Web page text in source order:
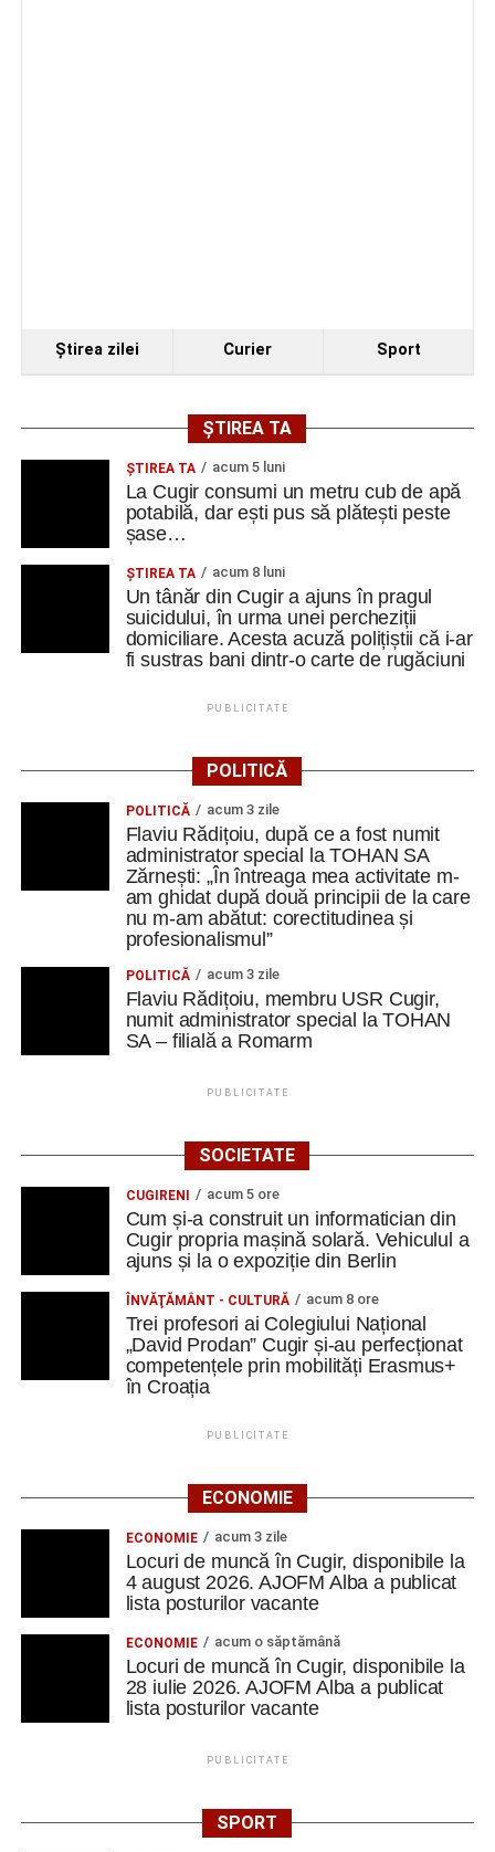
Ştirea zilei Curier Sport
ȘTIREA TA
ȘTIREA TA acum 5 luni
La Cugir consumi un metru cub de apă
potabilă, dar ești pus să plătești peste
șase…
ȘTIREA TA acum 8 luni
Un tânăr din Cugir a ajuns în pragul
suicidului, în urma unei percheziții
domiciliare. Acesta acuză polițiștii că i-ar
fi sustras bani dintr-o carte de rugăciuni
PUBLICITATE
POLITICĂ
POLITICĂ acum 3 zile
Flaviu Rădițoiu, după ce a fost numit
administrator special la TOHAN SA
Zărnești: „În întreaga mea activitate m-
am ghidat după două principii de la care
nu m-am abătut: corectitudinea și
profesionalismul”
POLITICĂ acum 3 zile
Flaviu Rădițoiu, membru USR Cugir,
numit administrator special la TOHAN
SA – filială a Romarm
PUBLICITATE
SOCIETATE
CUGIRENI acum 5 ore
Cum și-a construit un informatician din
Cugir propria mașină solară. Vehiculul a
ajuns și la o expoziție din Berlin
ÎNVĂŢĂMÂNT - CULTURĂ acum 8 ore
Trei profesori ai Colegiului Național
„David Prodan” Cugir și-au perfecționat
competențele prin mobilități Erasmus+
în Croația
PUBLICITATE
ECONOMIE
ECONOMIE acum 3 zile
Locuri de muncă în Cugir, disponibile la
4 august 2026. AJOFM Alba a publicat
lista posturilor vacante
ECONOMIE acum o săptămână
Locuri de muncă în Cugir, disponibile la
28 iulie 2026. AJOFM Alba a publicat
lista posturilor vacante
PUBLICITATE
SPORT